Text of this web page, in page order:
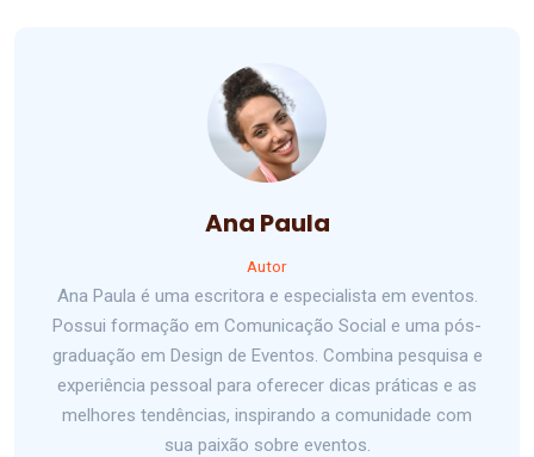
Ana Paula
Autor
Ana Paula é uma escritora e especialista em eventos.
Possui formação em Comunicação Social e uma pós-
graduação em Design de Eventos. Combina pesquisa e
experiência pessoal para oferecer dicas práticas e as
melhores tendências, inspirando a comunidade com
sua paixão sobre eventos.